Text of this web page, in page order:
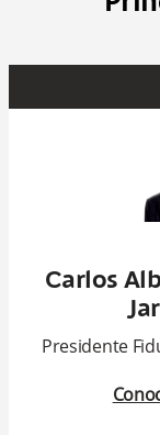
Carlos
Presidente